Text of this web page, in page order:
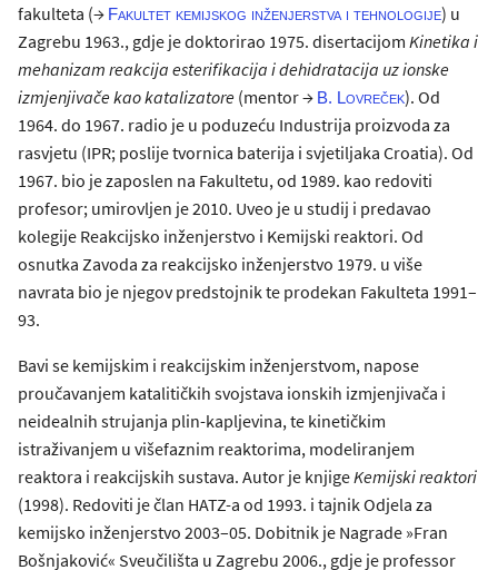
fakulteta (→ Fakultet kemijskog inženjerstva i tehnologije) u
Zagrebu 1963., gdje je doktorirao 1975. disertacijom Kinetika i
mehanizam reakcija esterifikacija i dehidratacija uz ionske
izmjenjivače kao katalizatore (mentor → B. Lovreček). Od
1964. do 1967. radio je u poduzeću Industrija proizvoda za
rasvjetu (IPR; poslije tvornica baterija i svjetiljaka Croatia). Od
1967. bio je zaposlen na Fakultetu, od 1989. kao redoviti
profesor; umirovljen je 2010. Uveo je u studij i predavao
kolegije Reakcijsko inženjerstvo i Kemijski reaktori. Od
osnutka Zavoda za reakcijsko inženjerstvo 1979. u više
navrata bio je njegov predstojnik te prodekan Fakulteta 1991–
93.
Bavi se kemijskim i reakcijskim inženjerstvom, napose
proučavanjem katalitičkih svojstava ionskih izmjenjivača i
neidealnih strujanja plin-kapljevina, te kinetičkim
istraživanjem u višefaznim reaktorima, modeliranjem
reaktora i reakcijskih sustava. Autor je knjigeKemijski reaktori
(1998). Redoviti je član HATZ-a od 1993. i tajnik Odjela za
kemijsko inženjerstvo 2003–05. Dobitnik je Nagrade »Fran
Bošnjaković« Sveučilišta u Zagrebu 2006., gdje je professor